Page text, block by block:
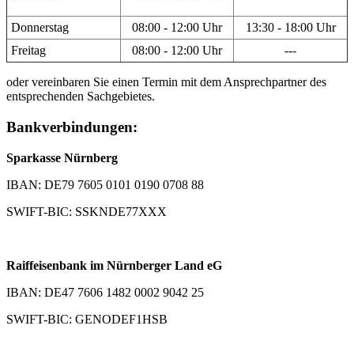
Donnerstag 08:00 - 12:00 Uhr
13:30 - 18:00 Uhr
Freitag
08:00 - 12:00 Uhr ---
oder vereinbaren Sie einen Termin mit dem Ansprechpartner des
entsprechenden Sachgebietes.
Bankverbindungen:
Sparkasse Nürnberg
IBAN: DE79 7605 0101 0190 0708 88
SWIFT-BIC: SSKNDE77XXX
Raiffeisenbank im Nürnberger Land eG
IBAN: DE47 7606 1482 0002 9042 25
SWIFT-BIC: GENODEF1HSB